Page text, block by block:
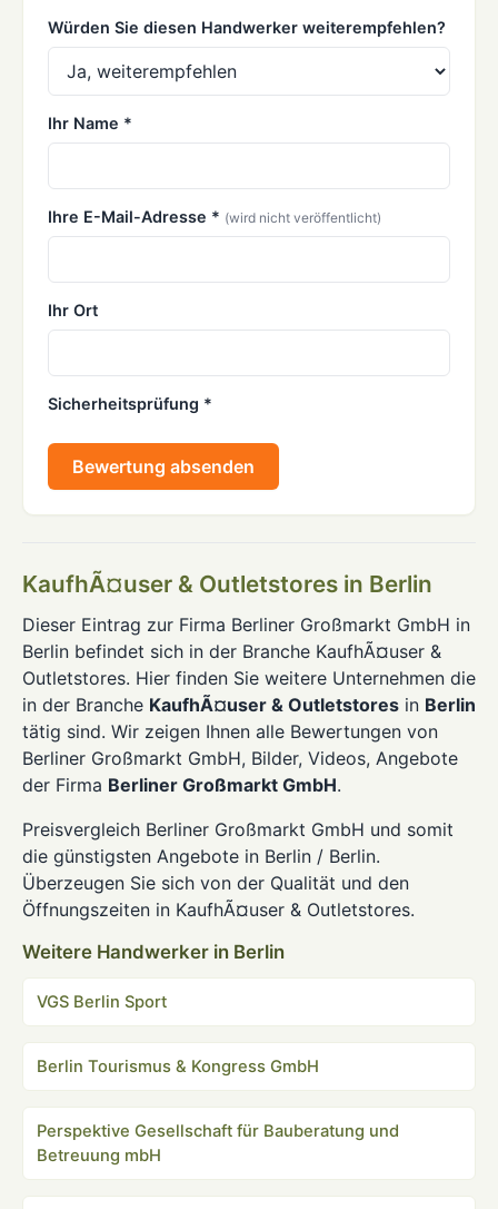
Würden Sie diesen Handwerker weiterempfehlen?
Ihr Name *
Ihre E-Mail-Adresse * (wird nicht veröffentlicht)
Ihr Ort
Sicherheitsprüfung *
Bewertung absenden
KaufhÃ¤user & Outletstores in Berlin
Dieser Eintrag zur Firma Berliner Großmarkt GmbH in
Berlin befindet sich in der Branche KaufhÃ¤user &
Outletstores. Hier finden Sie weitere Unternehmen die
in der Branche KaufhÃ¤user & Outletstores in Berlin
tätig sind. Wir zeigen Ihnen alle Bewertungen von
Berliner Großmarkt GmbH, Bilder, Videos, Angebote
der Firma Berliner Großmarkt GmbH.
Preisvergleich Berliner Großmarkt GmbH und somit
die günstigsten Angebote in Berlin / Berlin.
Überzeugen Sie sich von der Qualität und den
Öffnungszeiten in KaufhÃ¤user & Outletstores.
Weitere Handwerker in Berlin
VGS Berlin Sport
Berlin Tourismus & Kongress GmbH
Perspektive Gesellschaft für Bauberatung und
Betreuung mbH